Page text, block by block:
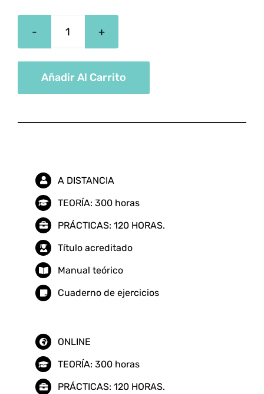
Especialista
Nutrición
Deportiva
Añadir Al Carrito
A DISTANCIA
TEORÍA: 300 horas
PRÁCTICAS: 120 HORAS.
Título acreditado
Manual teórico
Cuaderno de ejercicios
ONLINE
TEORÍA: 300 horas
PRÁCTICAS: 120 HORAS.